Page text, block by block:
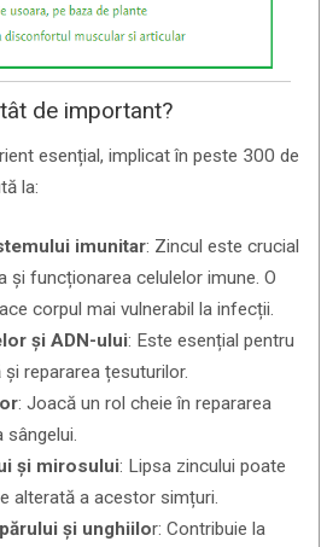
de important?
esențial, implicat în peste 300 de
la:
imunitar: Zincul este crucial
și funcționarea celulelor imune. O
corpul mai vulnerabil la infecții.
și ADN-ului: Este esențial pentru
repararea țesuturilor.
: Joacă un rol cheie în repararea
sângelui.
și mirosului: Lipsa zincului poate
alterată a acestor simțuri.
și unghiilor: Contribuie la